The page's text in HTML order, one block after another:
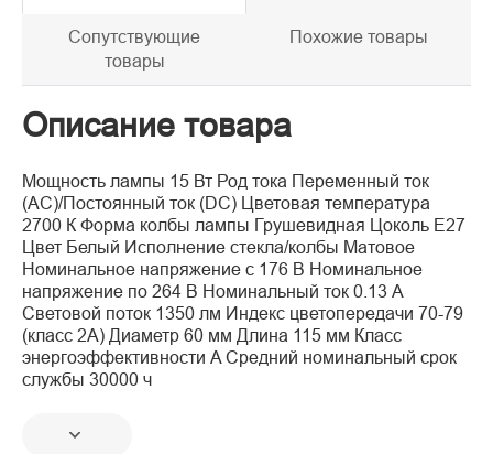
Сопутствующие
товары
Похожие товары
Описание товара
Мощность лампы 15 Вт Род тока Переменный ток
(AC)/Постоянный ток (DC) Цветовая температура
2700 К Форма колбы лампы Грушевидная Цоколь E27
Цвет Белый Исполнение стекла/колбы Матовое
Номинальное напряжение с 176 В Номинальное
напряжение по 264 В Номинальный ток 0.13 А
Световой поток 1350 лм Индекс цветопередачи 70-79
(класс 2А) Диаметр 60 мм Длина 115 мм Класс
энергоэффективности A Средний номинальный срок
службы 30000 ч